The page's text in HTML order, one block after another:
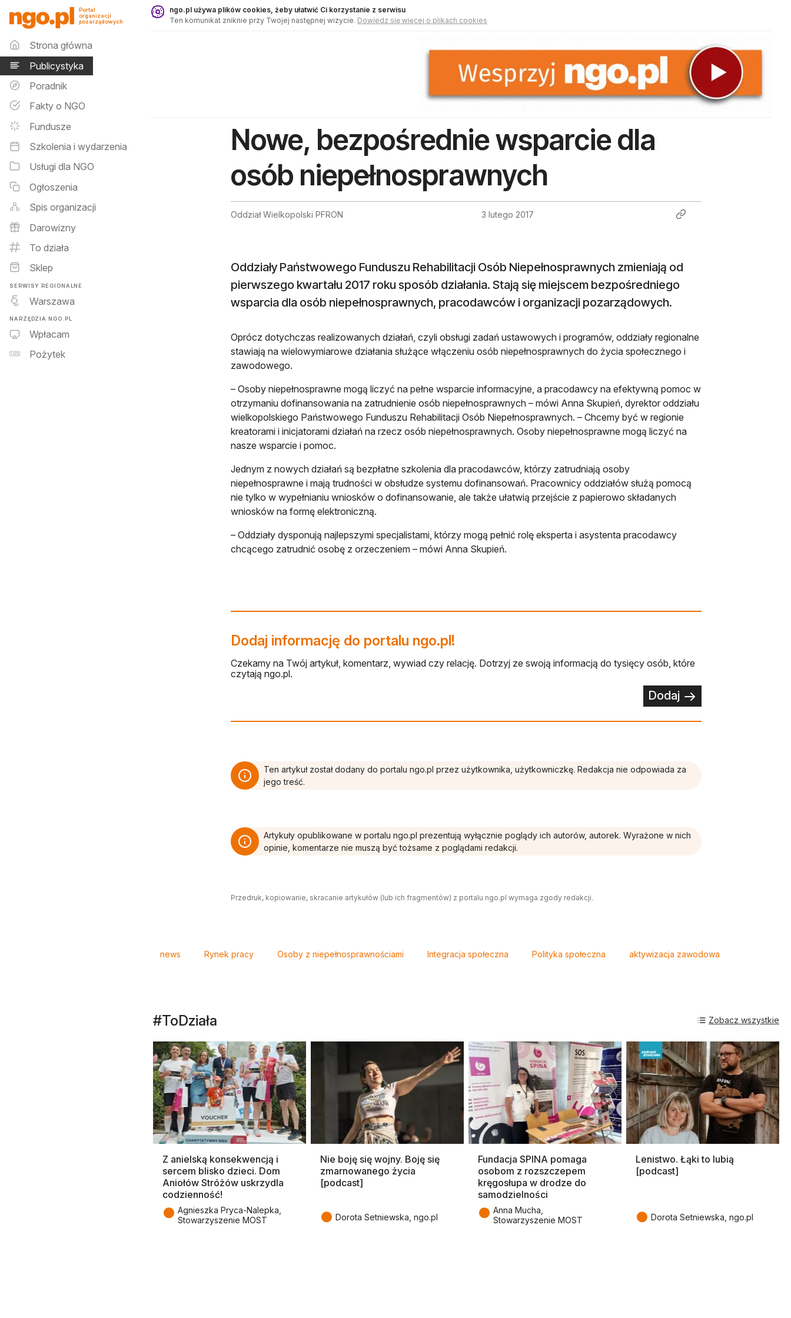
Publicystyka - ngo.pl
Portal
organizacji
pozarządowych
Menu główne
Strona główna
Publicystyka
Poradnik
Fakty o NGO
Fundusze
Szkolenia i wydarzenia
Usługi dla NGO
Ogłoszenia
Spis organizacji
Darowizny
To działa
Sklep
SERWISY REGIONALNE
Warszawa
NARZĘDZIA NGO.PL
Wpłacam
Pożytek
ngo.pl używa plików cookies, żeby ułatwić Ci korzystanie z serwisu
Ten komunikat zniknie przy Twojej następnej wizycie. Dowiedz się więcej o plikach cookies
Nowe, bezpośrednie wsparcie dla
osób niepełnosprawnych
Oddział Wielkopolski PFRON 3 lutego 2017
Oddziały Państwowego Funduszu Rehabilitacji Osób Niepełnosprawnych zmieniają od
pierwszego kwartału 2017 roku sposób działania. Stają się miejscem bezpośredniego
wsparcia dla osób niepełnosprawnych, pracodawców i organizacji pozarządowych.
Oprócz dotychczas realizowanych działań, czyli obsługi zadań ustawowych i programów, oddziały regionalne
stawiają na wielowymiarowe działania służące włączeniu osób niepełnosprawnych do życia społecznego i
zawodowego.
– Osoby niepełnosprawne mogą liczyć na pełne wsparcie informacyjne, a pracodawcy na efektywną pomoc w
otrzymaniu dofinansowania na zatrudnienie osób niepełnosprawnych – mówi Anna Skupień, dyrektor oddziału
wielkopolskiego Państwowego Funduszu Rehabilitacji Osób Niepełnosprawnych. – Chcemy być w regionie
kreatorami i inicjatorami działań na rzecz osób niepełnosprawnych. Osoby niepełnosprawne mogą liczyć na
nasze wsparcie i pomoc.
Jednym z nowych działań są bezpłatne szkolenia dla pracodawców, którzy zatrudniają osoby
niepełnosprawne i mają trudności w obsłudze systemu dofinansowań. Pracownicy oddziałów służą pomocą
nie tylko w wypełnianiu wniosków o dofinansowanie, ale także ułatwią przejście z papierowo składanych
wniosków na formę elektroniczną.
– Oddziały dysponują najlepszymi specjalistami, którzy mogą pełnić rolę eksperta i asystenta pracodawcy
chcącego zatrudnić osobę z orzeczeniem – mówi Anna Skupień.
Dodaj informację do portalu ngo.pl!
Czekamy na Twój artykuł, komentarz, wywiad czy relację. Dotrzyj ze swoją informacją do tysięcy osób, które
czytają ngo.pl.
Dodaj
Ten artykuł został dodany do portalu ngo.pl przez użytkownika, użytkowniczkę. Redakcja nie odpowiada za
jego treść.
Artykuły opublikowane w portalu ngo.pl prezentują wyłącznie poglądy ich autorów, autorek. Wyrażone w nich
opinie, komentarze nie muszą być tożsame z poglądami redakcji.
Przedruk, kopiowanie, skracanie artykułów (lub ich fragmentów) z portalu ngo.pl wymaga zgody redakcji.
news Rynek pracy Osoby z niepełnosprawnościami Integracja społeczna Polityka społeczna aktywizacja zawodowa
#ToDziała
Z anielską konsekwencją i
sercem blisko dzieci. Dom
Aniołów Stróżów uskrzydla
codzienność!
● Agnieszka Pryca-Nalepka,
Stowarzyszenie MOST
Nie boję się wojny. Boję się
zmarnowanego życia
[podcast]
● Dorota Setniewska, ngo.pl
Fundacja SPINA pomaga
osobom z rozszczepem
kręgosłupa w drodze do
samodzielności
● Anna Mucha,
Stowarzyszenie MOST
Lenistwo. Łąki to lubią
[podcast]
● Dorota Setniewska, ngo.pl
Zobacz wszystkie